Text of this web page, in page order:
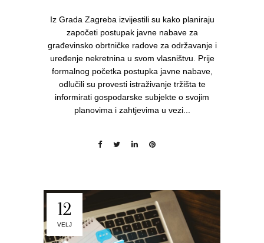
Iz Grada Zagreba izvijestili su kako planiraju
započeti postupak javne nabave za
građevinsko obrtničke radove za održavanje i
uređenje nekretnina u svom vlasništvu. Prije
formalnog početka postupka javne nabave,
odlučili su provesti istraživanje tržišta te
informirati gospodarske subjekte o svojim
planovima i zahtjevima u vezi...
12
VELJ